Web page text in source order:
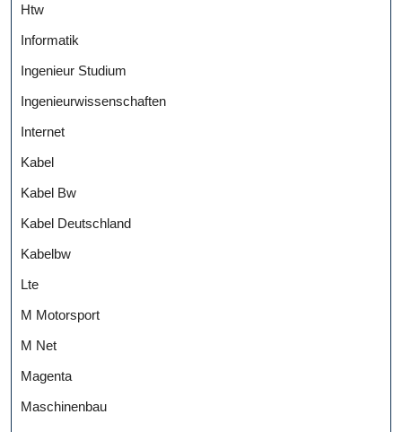
Htw
Informatik
Ingenieur Studium
Ingenieurwissenschaften
Internet
Kabel
Kabel Bw
Kabel Deutschland
Kabelbw
Lte
M Motorsport
M Net
Magenta
Maschinenbau